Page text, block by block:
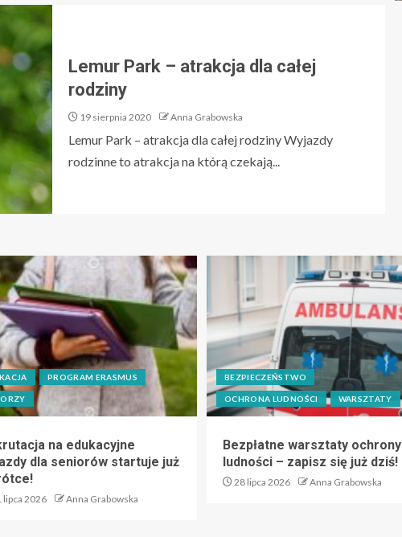
Lemur Park – atrakcja dla całej
rodziny
19 sierpnia 2020 Anna Grabowska
Lemur Park – atrakcja dla całej rodziny Wyjazdy
rodzinne to atrakcja na którą czekają...
PROGRAM ERASMUS
na edukacyjne
dla seniorów startuje już
lipca 2026 Anna Grabowska
BEZPIECZEŃSTWO
OCHRONA LUDNOŚCI WARSZTATY
Bezpłatne warsztaty ochrony
ludności – zapisz się już dziś!
28 lipca 2026 Anna Grabowska